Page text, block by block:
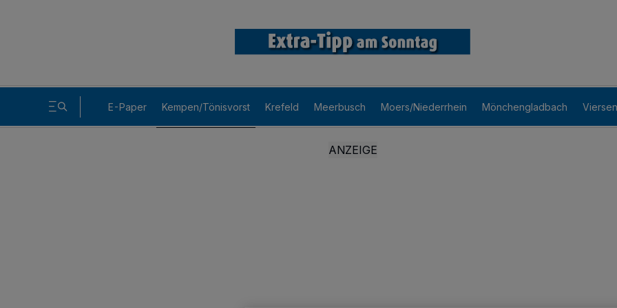
E-Paper Kempen/Tönisvorst Krefeld Meerbusch Moers/Niederrhein Mönchengladbach Viersen